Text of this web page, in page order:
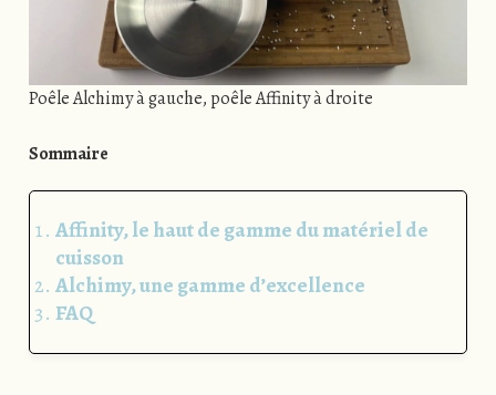
Poêle Alchimy à gauche, poêle Affinity à droite
Sommaire
Affinity, le haut de gamme du matériel de
cuisson
Alchimy, une gamme d’excellence
FAQ